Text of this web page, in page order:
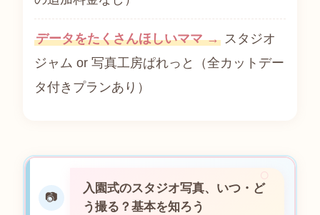
データをたくさんほしいママ →スタジオ
ジャム or 写真工房ぱれっと（全カットデー
タ付きプランあり）
📷
入園式のスタジオ写真、いつ・ど
う撮る？基本を知ろう